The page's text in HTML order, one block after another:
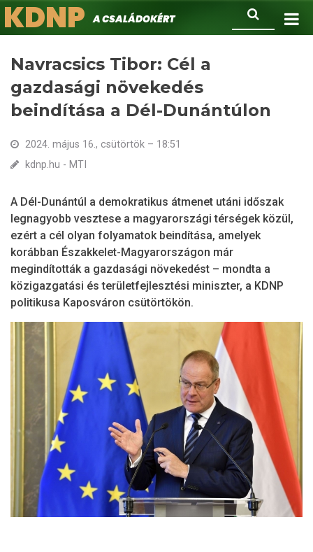
Ugrás
a
Keresés
KDNPA családokért.
Navracsics Tibor: Cél a
gazdasági növekedés
beindítása a Dél-Dunántúlon
2024. május 16., csütörtök – 18:51
kdnp.hu - MTI
A Dél-Dunántúl a demokratikus átmenet utáni időszak
legnagyobb vesztese a magyarországi térségek közül,
ezért a cél olyan folyamatok beindítása, amelyek
korábban Északkelet-Magyarországon már
megindították a gazdasági növekedést – mondta a
közigazgatási és területfejlesztési miniszter, a KDNP
politikusa Kaposváron csütörtökön.